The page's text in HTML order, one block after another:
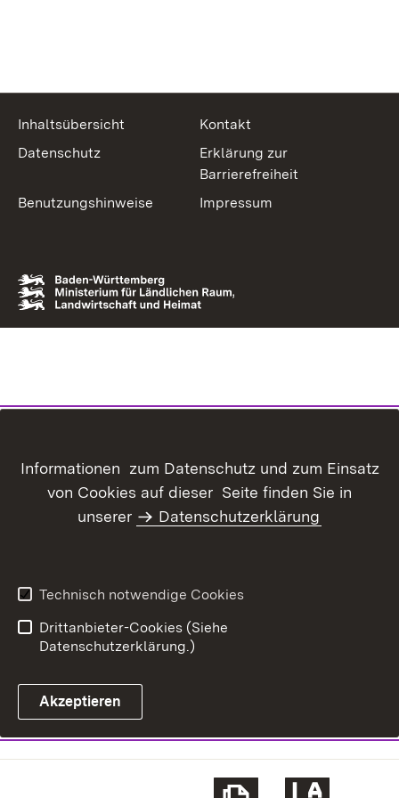
Inhaltsübersicht
Kontakt
Datenschutz
Erklärung zur
Barrierefreiheit
Benutzungshinweise
Impressum
Informationen zum Datenschutz und zum Einsatz
von Cookies auf dieser Seite finden Sie in
unserer
Datenschutzerklärung
Technisch notwendige Cookies
Drittanbieter-Cookies (Siehe
Datenschutzerklärung.)
Akzeptieren